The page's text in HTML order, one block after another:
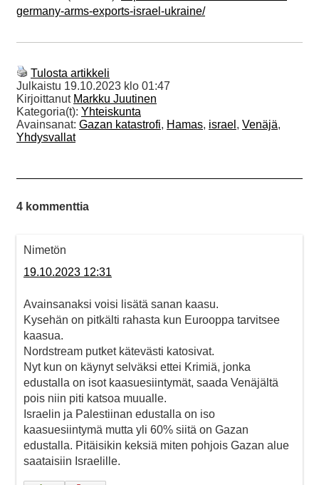
germany-arms-exports-israel-ukraine/
Tulosta artikkeli
Julkaistu 19.10.2023 klo 01:47
Kirjoittanut Markku Juutinen
Kategoria(t): Yhteiskunta
Avainsanat: Gazan katastrofi, Hamas, israel , Venäjä,
Yhdysvallat
4 kommenttia
Nimetön
19.10.2023 12:31
Avainsanaksi voisi lisätä sanan kaasu.
Kysehän on pitkälti rahasta kun Eurooppa tarvitsee
kaasua.
Nordstream putket kätevästi katosivat.
Nyt kun on käynyt selväksi ettei Krimiä, jonka
edustalla on isot kaasuesiintymät, saada Venäjältä
pois niin piti katsoa muualle.
Israelin ja Palestiinan edustalla on iso
kaasuesiintymä mutta yli 60% siitä on Gazan
edustalla. Pitäisikin keksiä miten pohjois Gazan alue
saataisiin Israelille.